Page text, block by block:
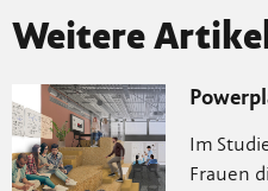
Weitere
Im
Frauen